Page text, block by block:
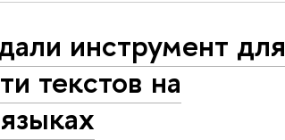
инструмент для
текстов на